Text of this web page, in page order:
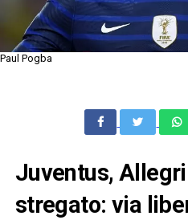
Paul Pogba
Juventus,
stregato: via